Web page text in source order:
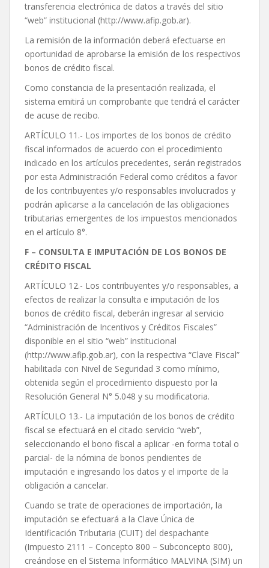
transferencia electrónica de datos a través del sitio
“web” institucional (http://www.afip.gob.ar).
La remisión de la información deberá efectuarse en
oportunidad de aprobarse la emisión de los respectivos
bonos de crédito fiscal.
Como constancia de la presentación realizada, el
sistema emitirá un comprobante que tendrá el carácter
de acuse de recibo.
ARTÍCULO 11.- Los importes de los bonos de crédito
fiscal informados de acuerdo con el procedimiento
indicado en los artículos precedentes, serán registrados
por esta Administración Federal como créditos a favor
de los contribuyentes y/o responsables involucrados y
podrán aplicarse a la cancelación de las obligaciones
tributarias emergentes de los impuestos mencionados
en el artículo 8°.
F – CONSULTA E IMPUTACIÓN DE LOS BONOS DE
CRÉDITO FISCAL
ARTÍCULO 12.- Los contribuyentes y/o responsables, a
efectos de realizar la consulta e imputación de los
bonos de crédito fiscal, deberán ingresar al servicio
“Administración de Incentivos y Créditos Fiscales”
disponible en el sitio “web” institucional
(http://www.afip.gob.ar), con la respectiva “Clave Fiscal”
habilitada con Nivel de Seguridad 3 como mínimo,
obtenida según el procedimiento dispuesto por la
Resolución General N° 5.048 y su modificatoria.
ARTÍCULO 13.- La imputación de los bonos de crédito
fiscal se efectuará en el citado servicio “web”,
seleccionando el bono fiscal a aplicar -en forma total o
parcial- de la nómina de bonos pendientes de
imputación e ingresando los datos y el importe de la
obligación a cancelar.
Cuando se trate de operaciones de importación, la
imputación se efectuará a la Clave Única de
Identificación Tributaria (CUIT) del despachante
(Impuesto 2111 – Concepto 800 – Subconcepto 800),
creándose en el Sistema Informático MALVINA (SIM) un